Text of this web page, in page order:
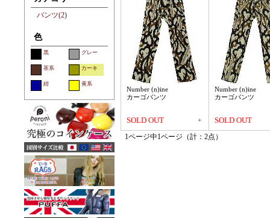
パンツ(2)
色
黒 グレー
茶系 カーキ
紺 黄系
Number (n)ine
カーゴパンツ
SOLD OUT +
Number (n)ine
カーゴパンツ
SOLD OUT
1ページ中1ページ（計：2点）